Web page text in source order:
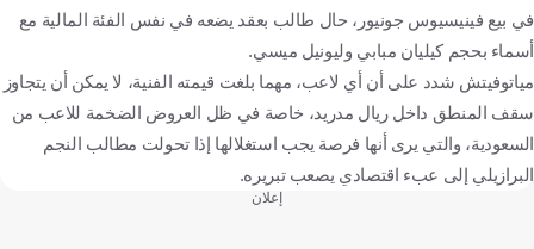
في بيع فينيسيوس جونيور، حال طالب بعقد يضعه في نفس الفئة المالية مع
أسماء بحجم كيليان مبابي وليونيل ميسي.
مياتوفيتش شدد على أن أي لاعب، مهما بلغت قيمته الفنية، لا يمكن أن يتجاوز
سقف المنطق داخل ريال مدريد، خاصة في ظل العروض الضخمة للاعب من
السعودية، والتي يرى أنها فرصة يجب استغلالها إذا تحولت مطالب النجم
البرازيلي إلى عبء اقتصادي يصعب تبريره.
إعلان